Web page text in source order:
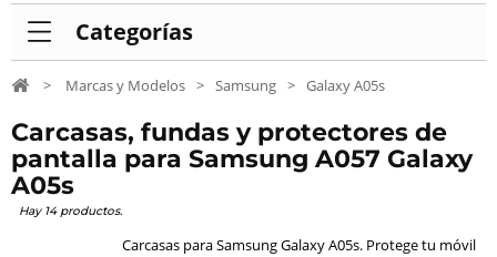
Categorías
> Marcas y Modelos > Samsung > Galaxy A05s
Carcasas, fundas y protectores de
pantalla para Samsung A057 Galaxy
A05s
Hay 14 productos.
Carcasas para Samsung Galaxy A05s. Protege tu móvil